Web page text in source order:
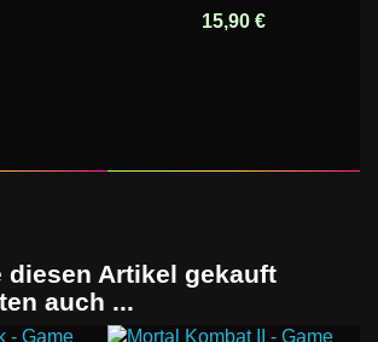
15,90 €
diesen Artikel gekauft
auch ...